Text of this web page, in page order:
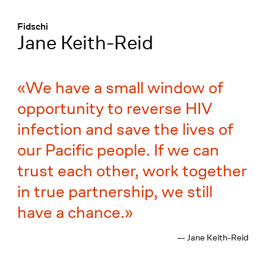
Fidschi
:
Jane Keith-Reid
We have a small window of
opportunity to reverse HIV
infection and save the lives of
our Pacific people. If we can
trust each other, work together
in true partnership, we still
have a chance.
— Jane Keith-Reid